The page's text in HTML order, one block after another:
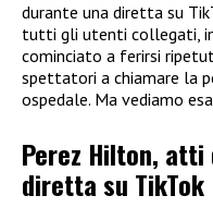
durante una diretta su
tutti gli utenti collegati,
cominciato a ferirsi
spettatori a chiamare la
ospedale. Ma vediamo
Perez Hilton,
diretta su TikTok